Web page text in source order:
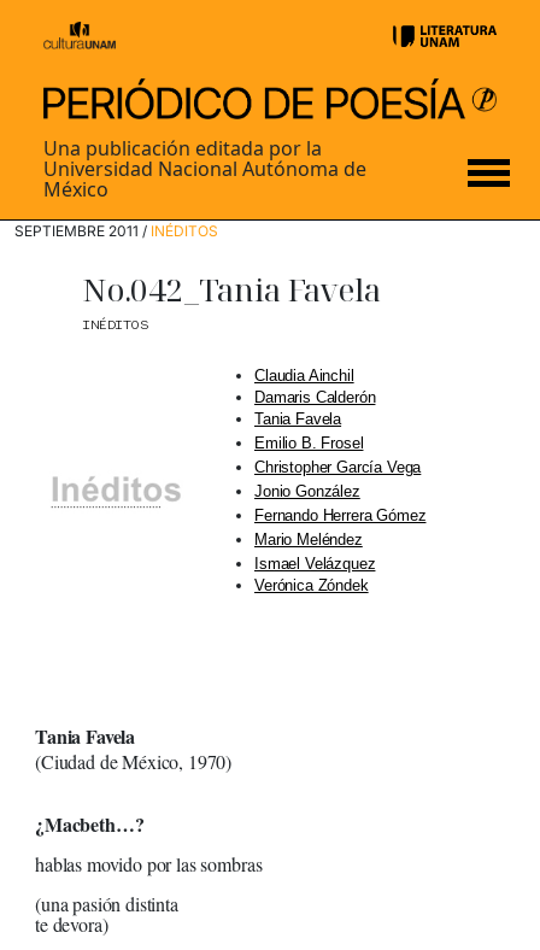
Una publicación editada por la
Universidad Nacional Autónoma de
México
SEPTIEMBRE 2011 / INÉDITOS
No.042_Tania Favela
INÉDITOS
Claudia Ainchil
Damaris Calderón
Tania Favela
Emilio B. Frosel
Christopher García Vega
Jonio González
Fernando Herrera Gómez
Mario Meléndez
Ismael Velázquez
Verónica Zóndek
Tania Favela
(Ciudad de México, 1970)
¿Macbeth…?
hablas movido por las sombras
(una pasión distinta
te devora)